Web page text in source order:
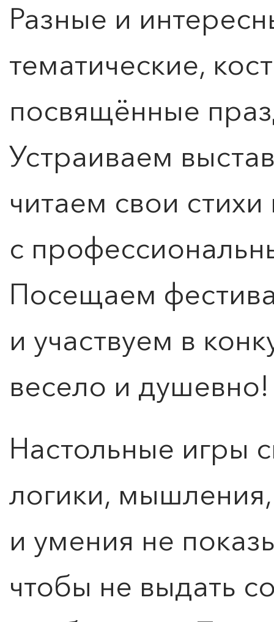
Разные и
тематические,
посвящённые
Устраиваем
читаем свои
с
Посещаем
и участвуем в
весело и душевно!
Настольные игры
логики,
и умения не
чтобы не выдать